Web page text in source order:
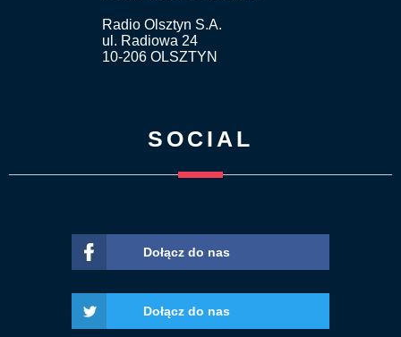
Radio Olsztyn S.A.
ul. Radiowa 24
10-206 OLSZTYN
SOCIAL
Dołącz do nas
Dołącz do nas